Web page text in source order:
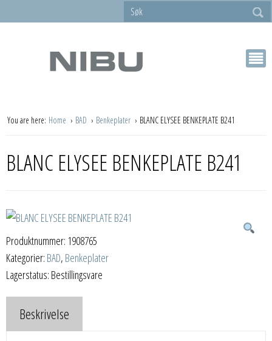
You are here: Home BAD Benkeplater BLANC ELYSEE BENKEPLATE B241
BLANC ELYSEE BENKEPLATE B241
Produktnummer: 1908765
Kategorier: BAD, Benkeplater
Lagerstatus: Bestillingsvare
Beskrivelse